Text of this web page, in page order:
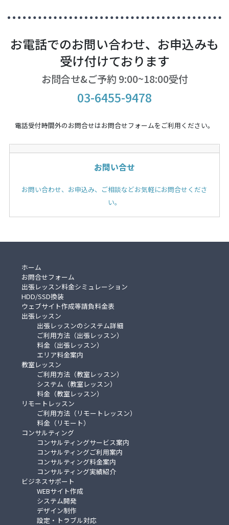
お電話でのお問い合わせ、お申込みも
受け付けております
お問合せ&ご予約 9:00~18:00受付
03-6455-9478
電話受付時間外のお問合せはお問合せフォームをご利用ください。
お問い合せ
お問い合わせ、お申込み、ご相談などお気軽にお問合せくださ
い。
ホーム
お問合せフォーム
出張レッスン料金シミュレーション
HDD/SSD換装
ウェブサイト作成等請負料金表
出張レッスン
出張レッスンのシステム詳細
ご利用方法（出張レッスン）
料金（出張レッスン）
エリア料金案内
教室レッスン
ご利用方法（教室レッスン）
システム（教室レッスン）
料金（教室レッスン）
リモートレッスン
ご利用方法（リモートレッスン）
料金（リモート）
コンサルティング
コンサルティングサービス案内
コンサルティングご利用案内
コンサルティング料金案内
コンサルティング実績紹介
ビジネスサポート
WEBサイト作成
システム開発
デザイン制作
設定・トラブル対応